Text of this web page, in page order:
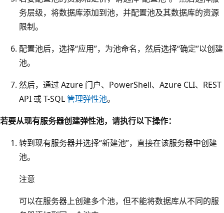
务层级，将数据库添加到池，并配置池及其数据库的资源
限制。
配置池后，选择“应用”，为池命名，然后选择“确定”以创建
池。
然后，通过 Azure 门户、PowerShell、Azure CLI、REST
API 或 T-SQL 管理弹性池。
若要从现有服务器创建弹性池，请执行以下操作：
转到现有服务器并选择“新建池”，直接在该服务器中创建
池。
注意
可以在服务器上创建多个池，但不能将数据库从不同的服